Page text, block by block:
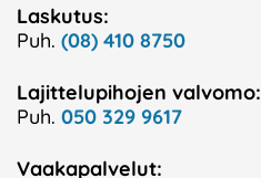
Laskutus:
Puh. (08) 410 8750
Lajittelupihojen valvomo:
Puh. 050 329 9617
Vaakapalvelut: